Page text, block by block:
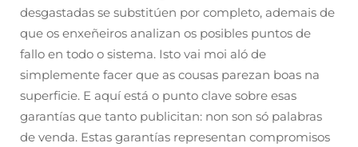
desgastadas se substitúen por completo, ademais de
que os enxeñeiros analizan os posibles puntos de
fallo en todo o sistema. Isto vai moi aló de
simplemente facer que as cousas parezan boas na
superficie. E aquí está o punto clave sobre esas
garantías que tanto publicitan: non son só palabras
de venda. Estas garantías representan compromisos